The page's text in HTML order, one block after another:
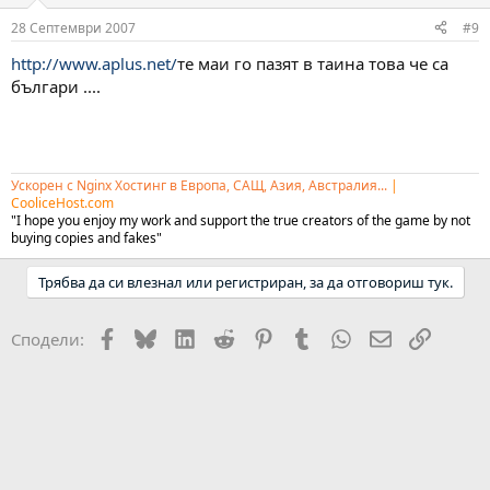
28 Септември 2007 #9
http://www.aplus.net/те маи го пазят в таина това че са
българи ....
Ускорен с Nginx Хостинг в Европа, САЩ, Азия, Австралия... |
CooliceHost.com
"I hope you enjoy my work and support the true creators of the game by not
buying copies and fakes"
Трябва да си влезнал или регистриран, за да отговориш тук.
Сподели: Facebook
BlueskyLinkedIn
Reddit PinterestTumblr WhatsApp
EmailLink